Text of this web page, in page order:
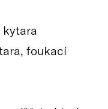
kytara
foukací